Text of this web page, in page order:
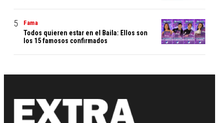
Fama
Todos quieren estar en el Baila: Ellos son
los 15 famosos confirmados